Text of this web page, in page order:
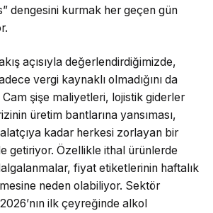
dengesini kurmak her geçen gün
açısıyla değerlendirdiğimizde,
vergi kaynaklı olmadığını da
şişe maliyetleri, lojistik giderler
üretim bantlarına yansıması,
kadar herkesi zorlayan bir
getiriyor. Özellikle ithal ürünlerde
fiyat etiketlerinin haftalık
neden olabiliyor. Sektör
ilk çeyreğinde alkol